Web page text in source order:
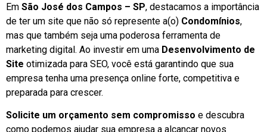
Em São José dos Campos – SP, destacamos a importância
de ter um site que não só represente a(o) Condomínios,
mas que também seja uma poderosa ferramenta de
marketing digital. Ao investir em uma Desenvolvimento de
Site otimizada para SEO, você está garantindo que sua
empresa tenha uma presença online forte, competitiva e
preparada para crescer.
Solicite um orçamento sem compromisso e descubra
como podemos ajudar sua empresa a alcançar novos